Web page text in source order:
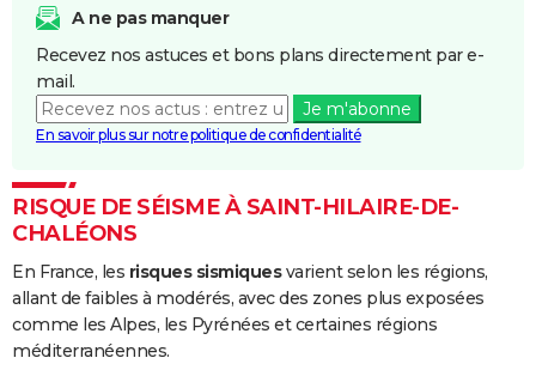
A ne pas manquer
Recevez nos astuces et bons plans directement par e-
mail.
Je m'abonne
En savoir plus sur notre politique de confidentialité
RISQUE DE SÉISME À SAINT-HILAIRE-DE-
CHALÉONS
En France, les risques sismiquesvarient selon les régions,
allant de faibles à modérés, avec des zones plus exposées
comme les Alpes, les Pyrénées et certaines régions
méditerranéennes.